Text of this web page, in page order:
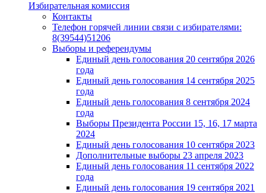
Избирательная комиссия
Контакты
Телефон горячей линии связи с избирателями:
8(39544)51206
Выборы и референдумы
Единый день голосования 20 сентября 2026
года
Единый день голосования 14 сентября 2025
года
Единый день голосования 8 сентября 2024
года
Выборы Президента России 15, 16, 17 марта
2024
Единый день голосования 10 сентября 2023
Дополнительные выборы 23 апреля 2023
Единый день голосования 11 сентября 2022
года
Единый день голосования 19 сентября 2021